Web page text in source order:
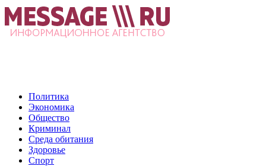
Политика
Экономика
Общество
Криминал
Среда обитания
Здоровье
Спорт